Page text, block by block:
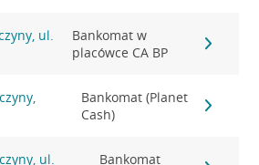
ul.
Bankomat w
placówce CA BP
Bankomat (Planet
Cash)
ul.
Bankomat